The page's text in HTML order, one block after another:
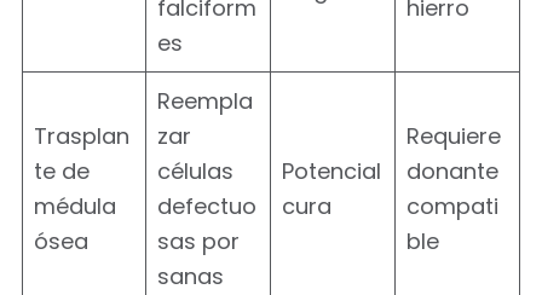
falciform
es
hierro
Trasplan
te de
médula
ósea
Reempla
zar
células
defectuo
sas por
sanas
Potencial
cura
Requiere
donante
compati
ble